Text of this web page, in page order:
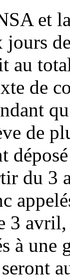
et
au
de
de
du 3
3 avril,
à